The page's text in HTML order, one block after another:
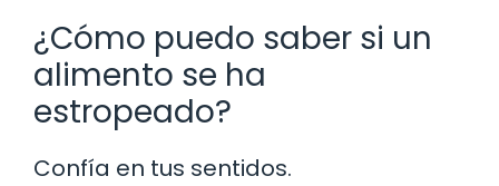
¿Cómo puedo saber si un
alimento se ha
estropeado?
Confía en tus sentidos.